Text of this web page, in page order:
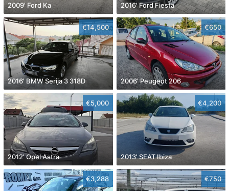
2009' Ford Ka 2016' Ford Fiesta
€14,500
2016' BMW Serija 3 318D
€650
2006' Peugeot 206
€5,000
2012' Opel Astra
€4,200
2013' SEAT Ibiza
€3,288 €750